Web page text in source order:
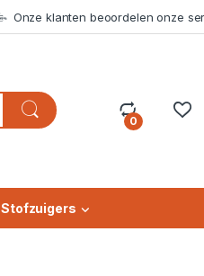
Onze klanten beoordelen onze
0
Stofzuigers